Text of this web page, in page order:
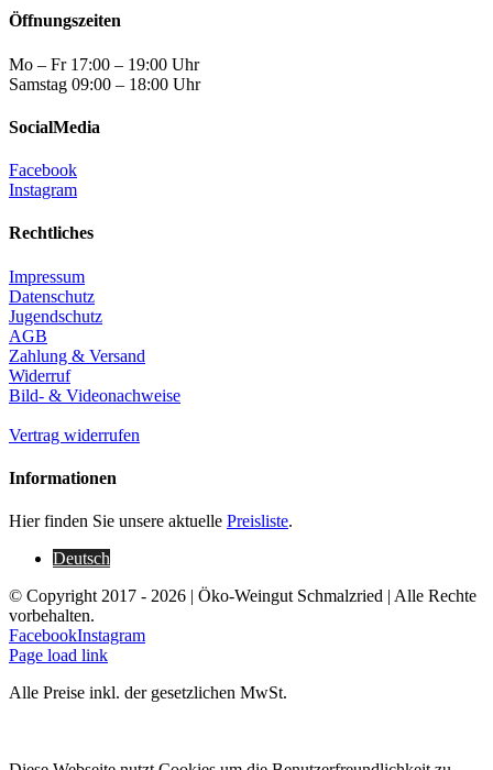
Öffnungszeiten
Mo – Fr 17:00 – 19:00 Uhr
Samstag 09:00 – 18:00 Uhr
SocialMedia
Facebook
Instagram
Rechtliches
Impressum
Datenschutz
Jugendschutz
AGB
Zahlung & Versand
Widerruf
Bild- & Videonachweise
Vertrag widerrufen
Informationen
Hier finden Sie unsere aktuelle Preisliste.
Deutsch
© Copyright 2017 - 2026 | Öko-Weingut Schmalzried | Alle Rechte
vorbehalten.
FacebookInstagram
Page load link
Alle Preise inkl. der gesetzlichen MwSt.